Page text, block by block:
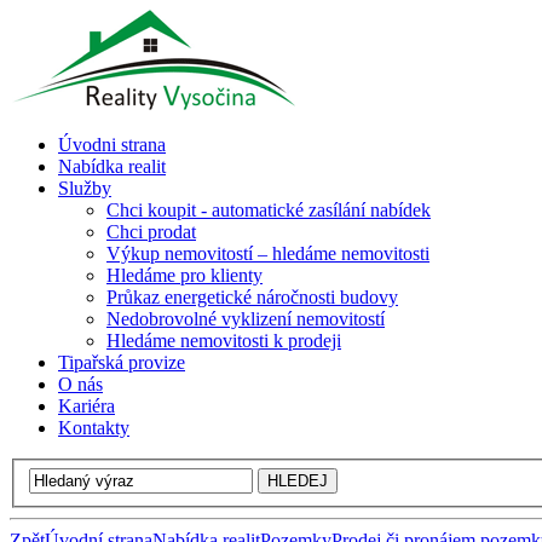
Úvodni strana
Nabídka realit
Služby
Chci koupit - automatické zasílání nabídek
Chci prodat
Výkup nemovitostí – hledáme nemovitosti
Hledáme pro klienty
Průkaz energetické náročnosti budovy
Nedobrovolné vyklizení nemovitostí
Hledáme nemovitosti k prodeji
Tipařská provize
O nás
Kariéra
Kontakty